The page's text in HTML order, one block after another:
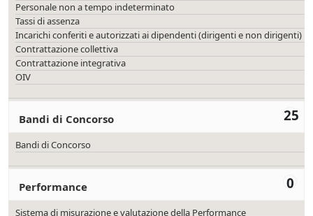
Personale non a tempo indeterminato
Tassi di assenza
Incarichi conferiti e autorizzati ai dipendenti (dirigenti e non dirigenti)
Contrattazione collettiva
Contrattazione integrativa
OIV
25
Bandi di Concorso
Bandi di Concorso
0
Performance
Sistema di misurazione e valutazione della Performance